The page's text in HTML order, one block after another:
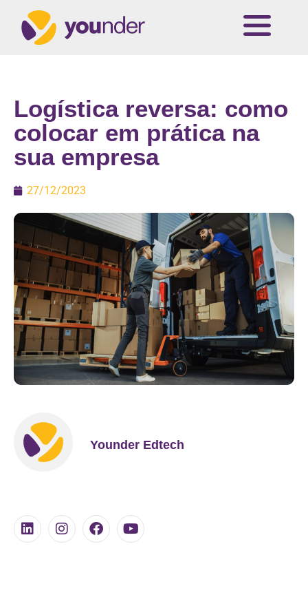
Logística reversa: como
colocar em prática na
sua empresa
27/12/2023
Younder Edtech